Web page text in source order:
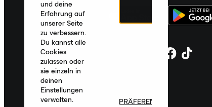
und deine
Erfahrung auf
unserer Seite
zu verbessern.
Du kannst alle
Cookies
zulassen oder
sie einzeln in
deinen
Einstellungen
verwalten.
PRÄFERENZEN